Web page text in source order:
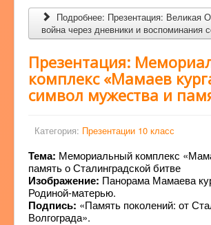
Подробнее: Презентация: Великая
война через дневники и воспоминания
Презентация:
комплекс «Мамаев
символ мужества и
Категория: Презентации 10 класс
Тема: Мемориальный комплекс
память о Сталинградской битве
Изображение: Панорама Мамаева
Родиной-матерью.
Подпись: «Память поколений: от
Волгограда».